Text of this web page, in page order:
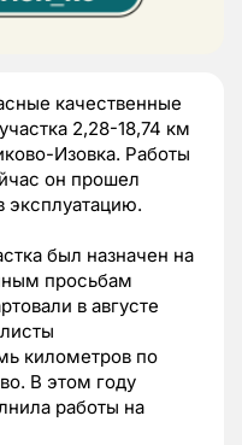
качественные
2,28-18,74 км
Изовка. Работы
он прошел
эксплуатацию.
был назначен на
просьбам
в августе
километров по
В этом году
работы на